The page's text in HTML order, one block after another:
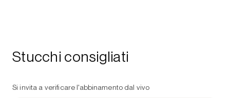
Stucchi consigliati
Si invita a verificare l'abbinamento dal vivo